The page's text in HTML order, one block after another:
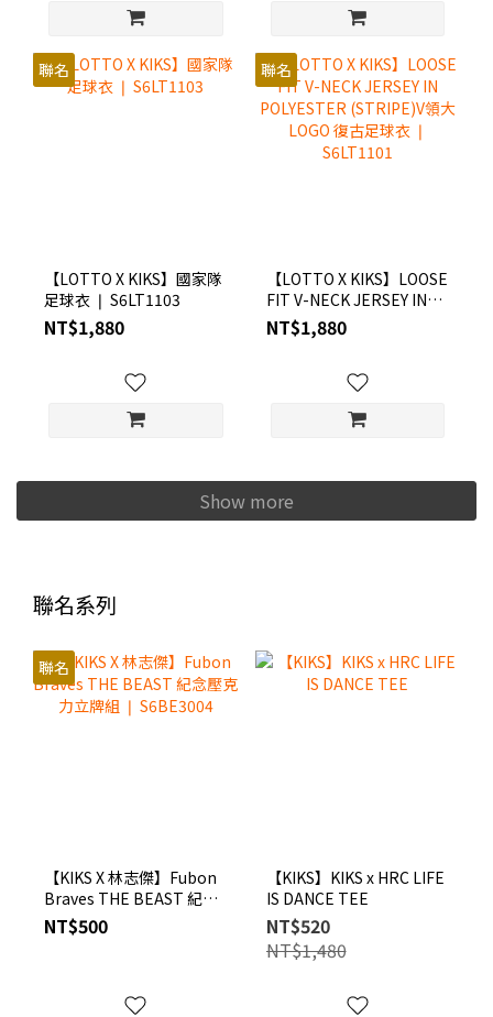
聯名
【LOTTO X KIKS】國家隊
足球衣 ❘ S6LT1103
NT$1,880
聯名
【LOTTO X KIKS】LOOSE
FIT V-NECK JERSEY IN
POLYESTER (STRIPE)V領
大LOGO 復古足球衣 ❘
NT$1,880
Show more
聯名系列
聯名
【KIKS X 林志傑】Fubon
Braves THE BEAST 紀念
壓克力立牌組 ❘
S6BE3004
NT$500
【KIKS】KIKS x HRC LIFE
IS DANCE TEE
NT$520
NT$1,480